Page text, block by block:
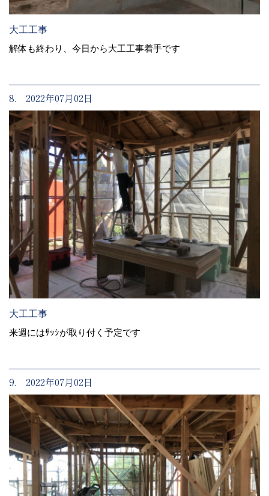
大工工事
解体も終わり、今日から大工工事着手です
8. 2022年07月02日
大工工事
来週にはｻｯｼが取り付く予定です
9. 2022年07月02日